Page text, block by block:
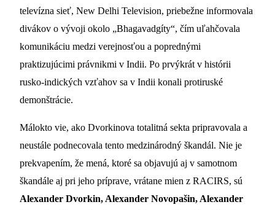
televízna sieť, New Delhi Television, priebežne informovala
divákov o vývoji okolo „Bhagavadgíty“, čím uľahčovala
komunikáciu medzi verejnosťou a poprednými
praktizujúcimi právnikmi v Indii. Po prvýkrát v histórii
rusko-indických vzťahov sa v Indii konali protiruské
demonštrácie.
Málokto vie, ako Dvorkinova totalitná sekta pripravovala a
neustále podnecovala tento medzinárodný škandál. Nie je
prekvapením, že mená, ktoré sa objavujú aj v samotnom
škandále aj pri jeho príprave, vrátane mien z RACIRS, sú
Alexander Dvorkin, Alexander Novopašin, Alexander